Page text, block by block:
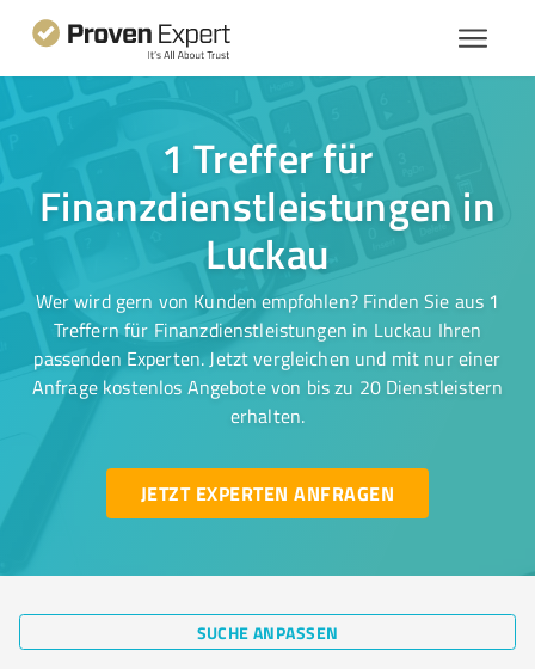
1 Treffer für
Finanzdienstleistungen in
Luckau
Wer wird gern von Kunden empfohlen? Finden Sie aus 1
Treffern für Finanzdienstleistungen in Luckau Ihren
passenden Experten. Jetzt vergleichen und mit nur einer
Anfrage kostenlos Angebote von bis zu 20 Dienstleistern
erhalten.
JETZT EXPERTEN ANFRAGEN
SUCHE ANPASSEN